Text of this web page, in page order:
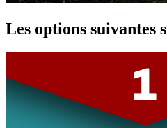
Les options suivantes